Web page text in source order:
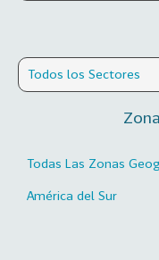
Todos los Sectores
Todas Las Zonas
América del Sur